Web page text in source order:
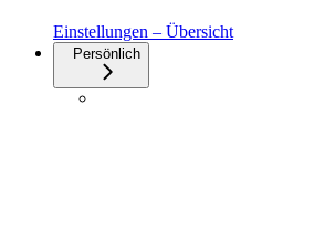
Einstellungen – Übersicht
Persönlich